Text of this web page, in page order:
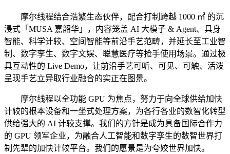
摩尔线程结合浩繁生态伙伴，配合打制跨越 1000 ㎡ 的沉
浸式「MUSA 嘉韶华」，内容笼盖 AI 大模子 & Agent、具身
智能、科学计较、空间智能等前沿手艺范畴，并延长至工业智
制、数字孪生、数字文娱、聪慧医疗等抢手使用场景。通过极
具互动性的 Live Demo，让前沿手艺可听、可见、可触、活泼
呈现手艺立异取行业融合的实正在图景。
摩尔线程以全功能 GPU 为焦点，努力于向全球供给加快
计较的根本设备和一坐式处理方案，为各行各业的数智化转型
供给强大的 AI 计较支撑。我们的方针是成为具备国际合作力
的 GPU 领军企业，为融合人工智能和数字孪生的数智世界打
制先辈的加快计较平台。我们的愿景是为夸姣世界加快。